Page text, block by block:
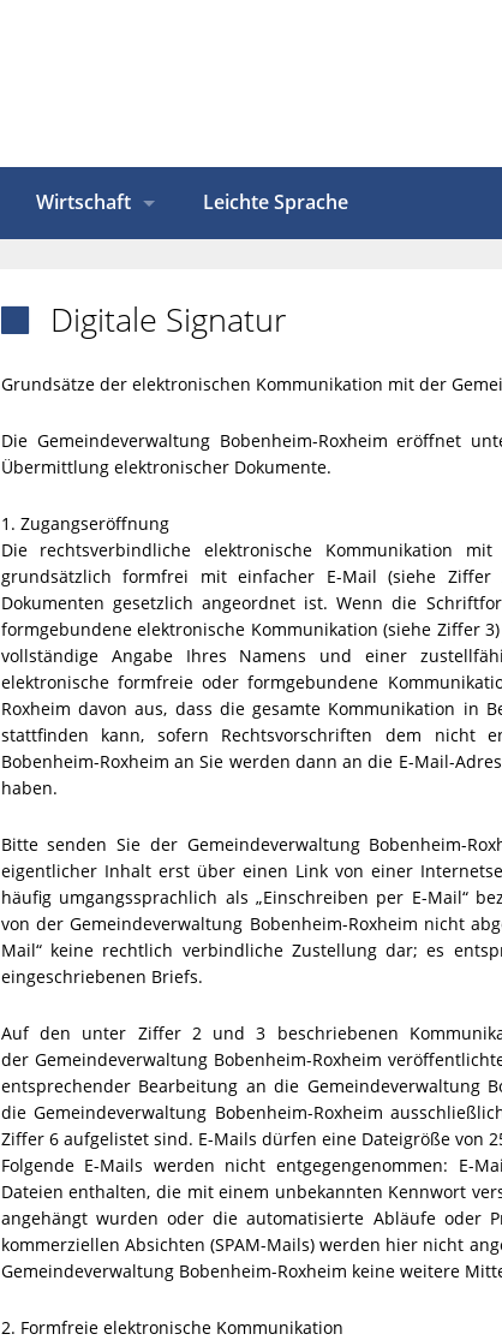
Wirtschaft Leichte Sprache
Digitale Signatur
Grundsätze der elektronischen Kommunikation mit der
Die Gemeindeverwaltung Bobenheim-Roxheim eröffnet
Übermittlung elektronischer Dokumente.
1. Zugangseröffnung
Die rechtsverbindliche elektronische Kommunikation
grundsätzlich formfrei mit einfacher E-Mail (siehe
Dokumenten gesetzlich angeordnet ist. Wenn die
formgebundene elektronische Kommunikation (siehe Ziffer
vollständige Angabe Ihres Namens und einer
elektronische formfreie oder formgebundene
Roxheim davon aus, dass die gesamte Kommunikation in
stattfinden kann, sofern Rechtsvorschriften dem nicht
Bobenheim-Roxheim an Sie werden dann an die E-Mail-
haben.
Bitte senden Sie der Gemeindeverwaltung Bobenheim-
eigentlicher Inhalt erst über einen Link von einer
häufig umgangssprachlich als „Einschreiben per E-Mail“
von der Gemeindeverwaltung Bobenheim-Roxheim nicht
Mail“ keine rechtlich verbindliche Zustellung dar; es
eingeschriebenen Briefs.
Auf den unter Ziffer 2 und 3 beschriebenen
der Gemeindeverwaltung Bobenheim-Roxheim
entsprechender Bearbeitung an die Gemeindeverwaltung
die Gemeindeverwaltung Bobenheim-Roxheim
Ziffer 6 aufgelistet sind. E-Mails dürfen eine Dateigröße von
Folgende E-Mails werden nicht entgegengenommen: E-
Dateien enthalten, die mit einem unbekannten Kennwort
angehängt wurden oder die automatisierte Abläufe oder
kommerziellen Absichten (SPAM-Mails) werden hier nicht
Gemeindeverwaltung Bobenheim-Roxheim keine weitere
2. Formfreie elektronische Kommunikation